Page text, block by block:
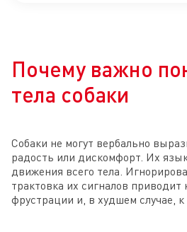
Почему важно
тела собаки
Собаки не могут вербально
радость или дискомфорт. Их
движения всего тела.
трактовка их сигналов приводит
фрустрации и, в худшем случае, к